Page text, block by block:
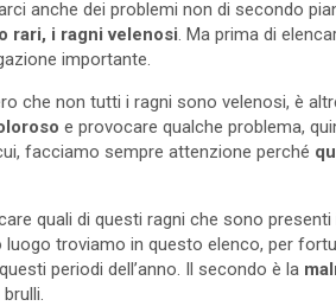
anche dei problemi non di secondo
rari, i ragni velenosi . Ma prima di
importante.
che non tutti i ragni sono velenosi, è
e provocare qualche problema,
facciamo sempre attenzione perché
quali di questi ragni che sono
luogo troviamo in questo elenco, per
periodi dell’anno. Il secondo è la